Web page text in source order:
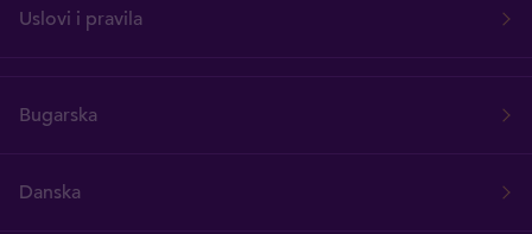
Uslovi i pravila
Bugarska
Danska